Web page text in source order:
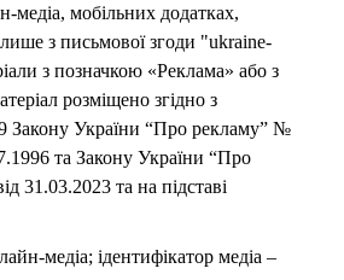
медіа, мобільних додатках,
з письмової згоди "ukraine-
з позначкою «Реклама» або з
розміщено згідно з
Закону України “Про рекламу” №
та Закону України “Про
31.03.2023 та на підставі
медіа; ідентифікатор медіа –